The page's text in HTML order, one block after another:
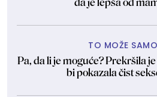
da je lepša od
TO MOŽE
Pa, da li je moguće? Prekršila
bi pokazala čist